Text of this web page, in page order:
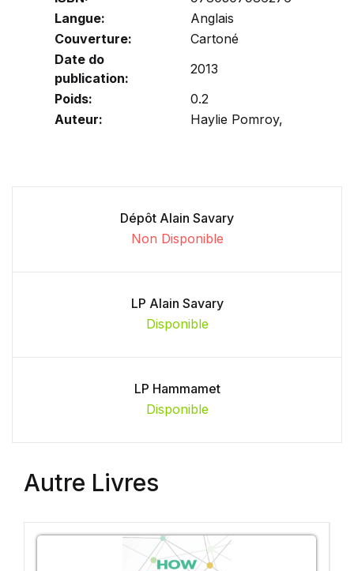
Langue:
Anglais
Couverture:
Cartoné
Date do
publication:
2013
Poids:
0.2
Auteur:
Haylie Pomroy,
Dépôt Alain Savary
Non Disponible
LP Alain Savary
Disponible
LP Hammamet
Disponible
Autre Livres